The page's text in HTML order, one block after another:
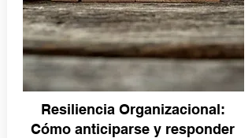
Resiliencia Organizacional:
Cómo anticiparse y responder